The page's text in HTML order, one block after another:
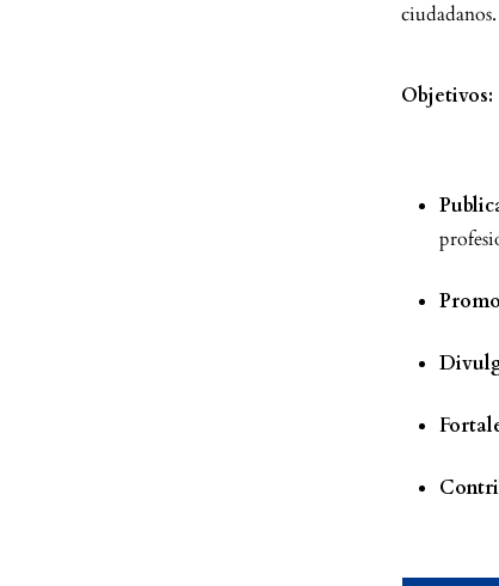
ciudadanos.
Objetivos: